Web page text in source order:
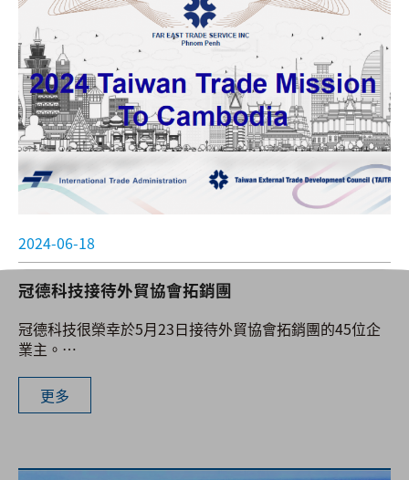
2024-06-18
冠德科技接待外貿協會拓銷團
冠德科技很榮幸於5月23日接待外貿協會拓銷團的45位企
業主。
行深入的企業交流。
更多